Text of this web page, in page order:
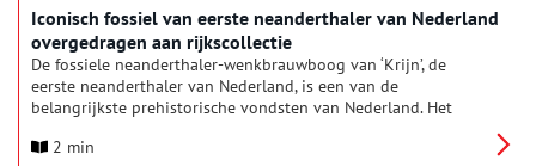
Iconisch fossiel van eerste neanderthaler van Nederland
overgedragen aan rijkscollectie
De fossiele neanderthaler-wenkbrauwboog van ‘Krijn’, de
eerste neanderthaler van Nederland, is een van de
belangrijkste prehistorische vondsten van Nederland. Het
wetenschappelijk gezien van onschatbare waarde en een grote
2 min